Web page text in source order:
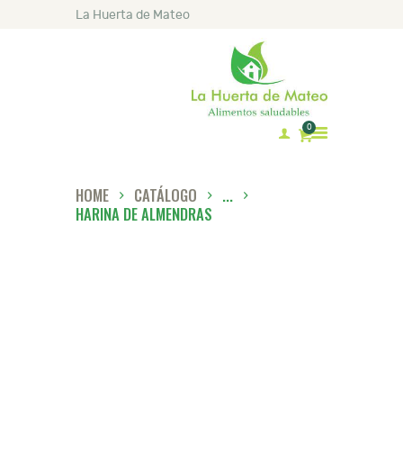
La Huerta de Mateo
0
HOME CATÁLOGO
...
HARINA DE ALMENDRAS
INICIO